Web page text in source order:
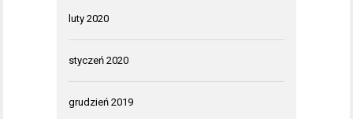
luty 2020
styczeń 2020
grudzień 2019